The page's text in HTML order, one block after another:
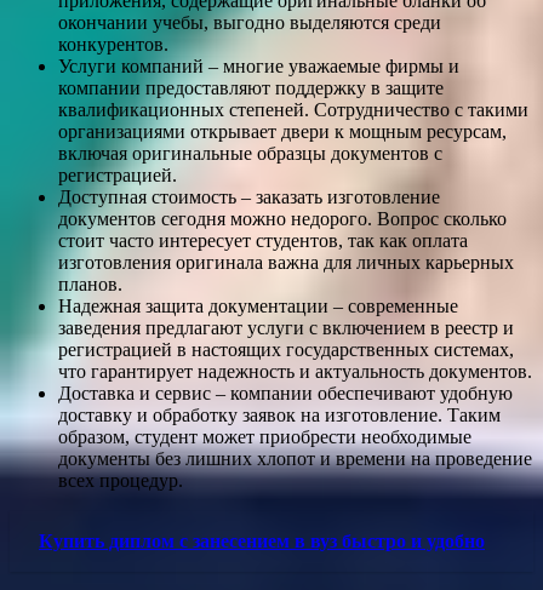
окончании учебы, выгодно выделяются среди
конкурентов.
Услуги компаний – многие уважаемые фирмы и
компании предоставляют поддержку в защите
квалификационных степеней. Сотрудничество с такими
организациями открывает двери к мощным ресурсам,
включая оригинальные образцы документов с
регистрацией.
Доступная стоимость – заказать изготовление
документов сегодня можно недорого. Вопрос сколько
стоит часто интересует студентов, так как оплата
изготовления оригинала важна для личных карьерных
планов.
Надежная защита документации – современные
заведения предлагают услуги с включением в реестр и
регистрацией в настоящих государственных системах,
что гарантирует надежность и актуальность документов.
Доставка и сервис – компании обеспечивают удобную
доставку и обработку заявок на изготовление. Таким
образом, студент может приобрести необходимые
документы без лишних хлопот и времени на проведение
всех процедур.
Купить диплом с занесением в вуз быстро и удобно